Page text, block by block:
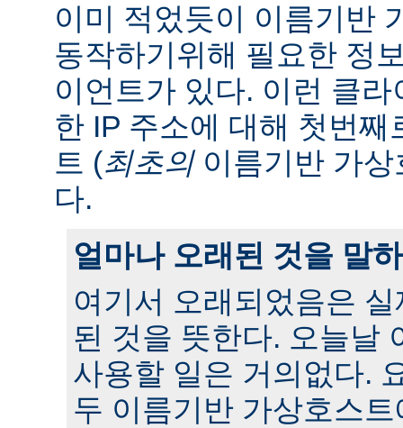
이미 적었듯이 이름기반
동작하기위해 필요한 정
이언트가 있다. 이런 클
한 IP 주소에 대해 첫번
트 (최초의이름기반 가상
다.
얼마나 오래된 것을 말
여기서 오래되었음은
된 것을 뜻한다. 오늘날
사용할 일은 거의없다.
두 이름기반 가상호스